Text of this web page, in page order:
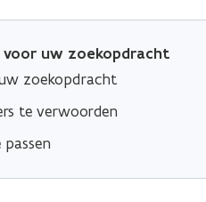
voor uw zoekopdracht
zoekopdracht
te verwoorden